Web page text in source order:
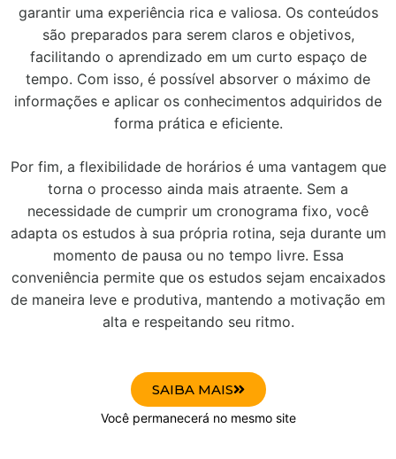
garantir uma experiência rica e valiosa. Os conteúdos
são preparados para serem claros e objetivos,
facilitando o aprendizado em um curto espaço de
tempo. Com isso, é possível absorver o máximo de
informações e aplicar os conhecimentos adquiridos de
forma prática e eficiente.
Por fim, a flexibilidade de horários é uma vantagem que
torna o processo ainda mais atraente. Sem a
necessidade de cumprir um cronograma fixo, você
adapta os estudos à sua própria rotina, seja durante um
momento de pausa ou no tempo livre. Essa
conveniência permite que os estudos sejam encaixados
de maneira leve e produtiva, mantendo a motivação em
alta e respeitando seu ritmo.
SAIBA MAIS
Você permanecerá no mesmo site